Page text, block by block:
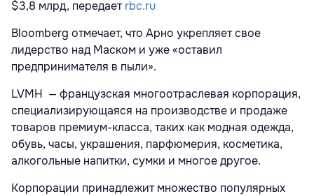
$3,8 млрд, передаетrbc.ru
Bloomberg отмечает, что Арно укрепляет свое
лидерство над Маском и уже «оставил
предпринимателя в пыли».
LVMH — французская многоотраслевая корпорация,
специализирующаяся на производстве и продаже
товаров премиум-класса, таких как модная одежда,
обувь, часы, украшения, парфюмерия, косметика,
алкогольные напитки, сумки и многое другое.
Корпорации принадлежит множество популярных